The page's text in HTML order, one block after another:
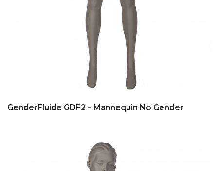
GenderFluide GDF2 – Mannequin No Gender